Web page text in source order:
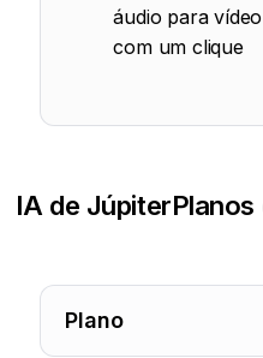
áudio para vídeo
com um clique
IA de Júpiter
Plano